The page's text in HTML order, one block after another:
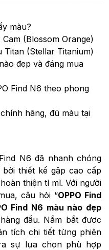
màu?
(Blossom Orange)
Titan (Stellar Titanium)
đẹp và đáng mua
Find N6 theo phong
hãng, đủ màu tại
N6 đã nhanh chóng
thiết kế gập cao cấp
thiện tỉ mỉ. Với người
câu hỏi “OPPO Find
Find N6 màu nào đẹp
đầu. Nắm bắt được
tích chi tiết từng phiên
sự lựa chọn phù hợp